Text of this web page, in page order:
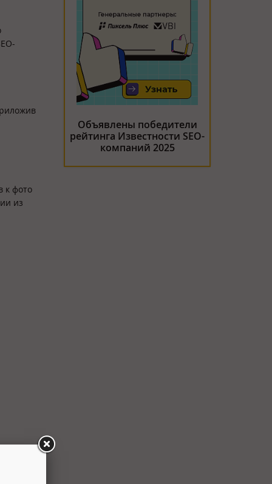
к фото
из
Объявлены победители
рейтинга Известности SEO-
компаний 2025